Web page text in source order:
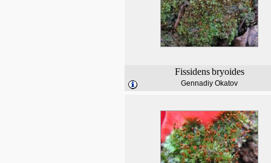
Fissidens bryoides
Gennadiy Okatov